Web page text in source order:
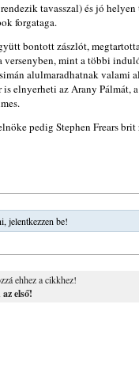
tavasszal) és jó
forgataga.
bontott zászlót,
mint a többi
alulmaradhatnak valami
elnyerheti az Arany
pedig Stephen Frears brit
jelentkezzen be!
ehhez a cikkhez!
első!